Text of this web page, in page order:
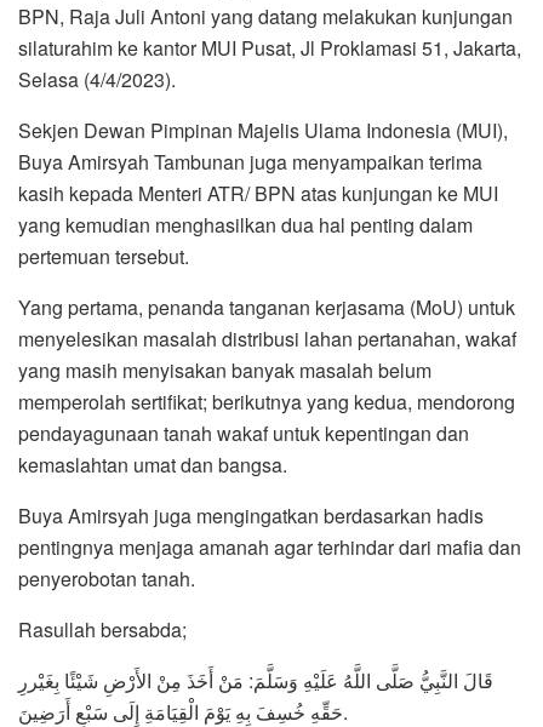
BPN, Raja Juli Antoni yang datang melakukan kunjungan
silaturahim ke kantor MUI Pusat, Jl Proklamasi 51, Jakarta,
Selasa (4/4/2023).
Sekjen Dewan Pimpinan Majelis Ulama Indonesia (MUI),
Buya Amirsyah Tambunan juga menyampaikan terima
kasih kepada Menteri ATR/ BPN atas kunjungan ke MUI
yang kemudian menghasilkan dua hal penting dalam
pertemuan tersebut.
Yang pertama, penanda tanganan kerjasama (MoU) untuk
menyelesikan masalah distribusi lahan pertanahan, wakaf
yang masih menyisakan banyak masalah belum
memperolah sertifikat; berikutnya yang kedua, mendorong
pendayagunaan tanah wakaf untuk kepentingan dan
kemaslahtan umat dan bangsa.
Buya Amirsyah juga mengingatkan berdasarkan hadis
pentingnya menjaga amanah agar terhindar dari mafia dan
penyerobotan tanah.
Rasullah bersabda;
قَالَ النَّبِيُّ صَلَّى اللَّهُ عَلَيْهِ وَسَلَّمَ: مَنْ أَخَذَ مِنْ الأَرْضِ شَيْئًا بِغَيْررِ
حَقِّهِ خُسِفَ بِهِ يَوْمَ الْقِيَامَةِ إِلَى سَبْعِ أَرَضِينَ.